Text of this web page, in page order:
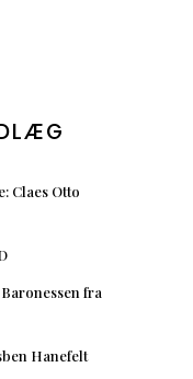
Claes Otto
fra
Hanefelt